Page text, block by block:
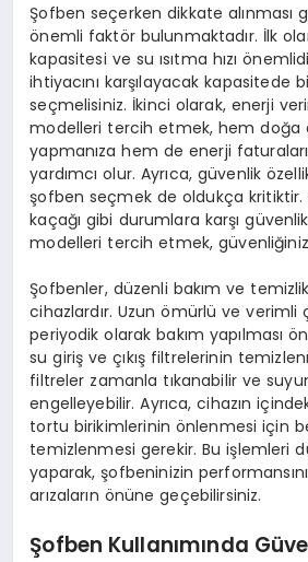
Şofben seçerken dikkate alınması
önemli faktör bulunmaktadır. İlk
kapasitesi ve su ısıtma hızı
ihtiyacını karşılayacak kapasitede
seçmelisiniz. İkinci olarak, enerji
modelleri tercih etmek, hem doğa
yapmanıza hem de enerji
yardımcı olur. Ayrıca, güvenlik
şofben seçmek de oldukça kritiktir.
kaçağı gibi durumlara karşı
modelleri tercih etmek,
Şofbenler, düzenli bakım ve
cihazlardır. Uzun ömürlü ve verimli
periyodik olarak bakım yapılması
su giriş ve çıkış filtrelerinin
filtreler zamanla tıkanabilir ve suyun
engelleyebilir. Ayrıca, cihazın
tortu birikimlerinin önlenmesi için
temizlenmesi gerekir. Bu işlemleri
yaparak, şofbeninizin
arızaların önüne geçebilirsiniz.
Şofben Kullanımında